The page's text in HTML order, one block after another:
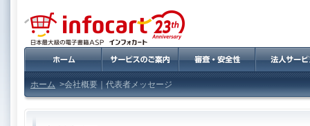
ホーム >会社概要｜ 代表者メッセージ